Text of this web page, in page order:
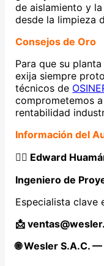
de aislamiento y
desde la limpieza
Consejos de Oro
Para que su
exija siempre
técnicos de
comprometemos
rentabilidad
Información del
👷‍♂️ Edward
Ingeniero de
Especialista clave
📩
🌐 Wesler S.A.C.